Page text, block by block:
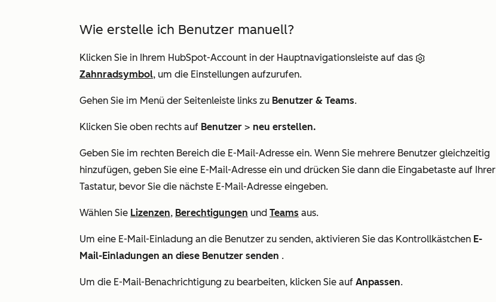
Wie erstelle ich Benutzer manuell?
Klicken Sie in Ihrem HubSpot-Account in der Hauptnavigationsleiste auf das
Zahnradsymbol, um die Einstellungen aufzurufen.
Gehen Sie im Menü der Seitenleiste links zu Benutzer & Teams.
Klicken Sie oben rechts auf Benutzer > neu erstellen.
Geben Sie im rechten Bereich die E-Mail-Adresse ein. Wenn Sie mehrere Benutzer gleichzeitig
hinzufügen, geben Sie eine E-Mail-Adresse ein und drücken Sie dann die Eingabetaste auf Ihrer
Tastatur, bevor Sie die nächste E-Mail-Adresse eingeben.
Wählen Sie Lizenzen, Berechtigungen und Teams aus.
Um eine E-Mail-Einladung an die Benutzer zu senden, aktivieren Sie das Kontrollkästchen E-
Mail-Einladungen an diese Benutzer senden .
Um die E-Mail-Benachrichtigung zu bearbeiten, klicken Sie auf Anpassen.